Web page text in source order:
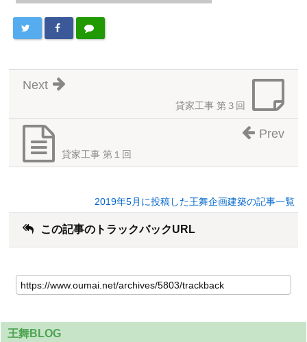
貸家工事 第３回
Next
貸家工事 第１回
Prev
2019年5月に投稿した王舞企画建築の記事一覧
この記事のトラックバックURL
王舞BLOG